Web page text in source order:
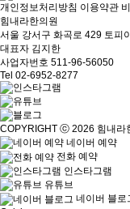
개인정보처리방침 이용약관
힘내라한의원
서울 강서구 화곡로 429 토피
대표자 김지한
사업자번호 511-96-56050
Tel 02-6952-8277
COPYRIGHT ⓒ 2026 힘내라
네이버 예약
전화 예약
인스타그램
유튜브
네이버 블로